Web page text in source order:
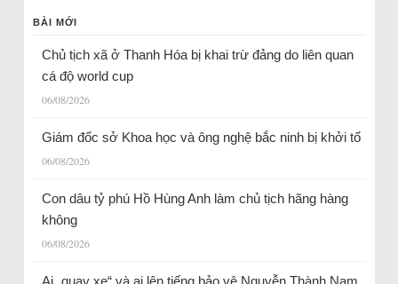
BÀI MỚI
Chủ tịch xã ở Thanh Hóa bị khai trừ đảng do liên quan
cá độ world cup
06/08/2026
Giám đốc sở Khoa học và ông nghệ bắc ninh bị khởi tố
06/08/2026
Con dâu tỷ phú Hồ Hùng Anh làm chủ tịch hãng hàng
không
06/08/2026
Ai „quay xe“ và ai lên tiếng bảo vệ Nguyễn Thành Nam